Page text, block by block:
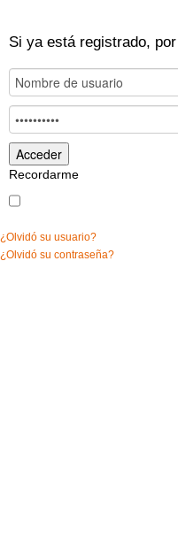
Si ya está registrado,
Recordarme
¿Olvidó su usuario?
¿Olvidó su contraseña?